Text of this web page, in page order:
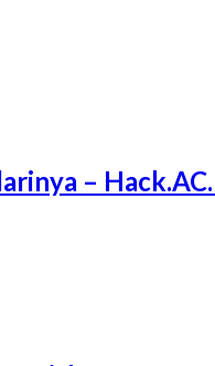
–